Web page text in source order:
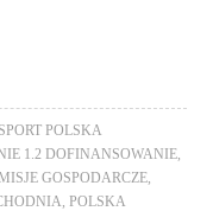
POLSKA
1.2 DOFINANSOWANIE
GOSPODARCZE
,POLSKA